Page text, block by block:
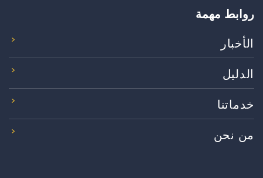
روابط مهمة
الأخبار
الدليل
خدماتنا
من نحن